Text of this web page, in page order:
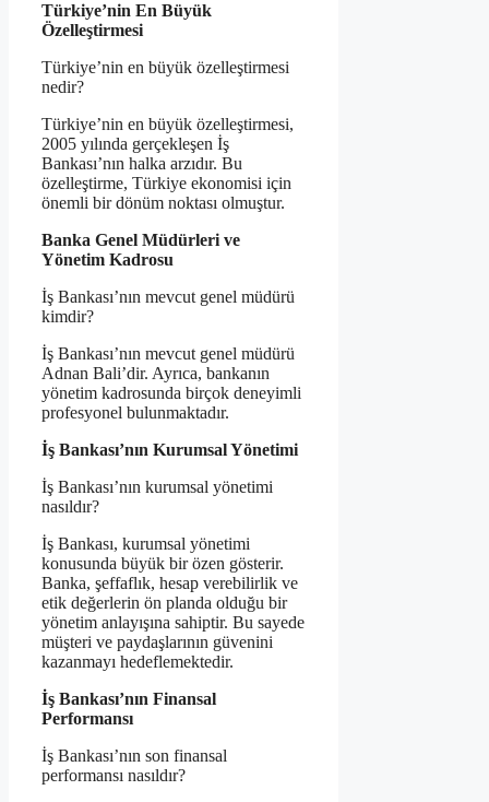
Türkiye’nin En Büyük
Özelleştirmesi
Türkiye’nin en büyük özelleştirmesi
nedir?
Türkiye’nin en büyük özelleştirmesi,
2005 yılında gerçekleşen İş
Bankası’nın halka arzıdır. Bu
özelleştirme, Türkiye ekonomisi için
önemli bir dönüm noktası olmuştur.
Banka Genel Müdürleri ve
Yönetim Kadrosu
İş Bankası’nın mevcut genel müdürü
kimdir?
İş Bankası’nın mevcut genel müdürü
Adnan Bali’dir. Ayrıca, bankanın
yönetim kadrosunda birçok deneyimli
profesyonel bulunmaktadır.
İş Bankası’nın Kurumsal Yönetimi
İş Bankası’nın kurumsal yönetimi
nasıldır?
İş Bankası, kurumsal yönetimi
konusunda büyük bir özen gösterir.
Banka, şeffaflık, hesap verebilirlik ve
etik değerlerin ön planda olduğu bir
yönetim anlayışına sahiptir. Bu sayede
müşteri ve paydaşlarının güvenini
kazanmayı hedeflemektedir.
İş Bankası’nın Finansal
Performansı
İş Bankası’nın son finansal
performansı nasıldır?